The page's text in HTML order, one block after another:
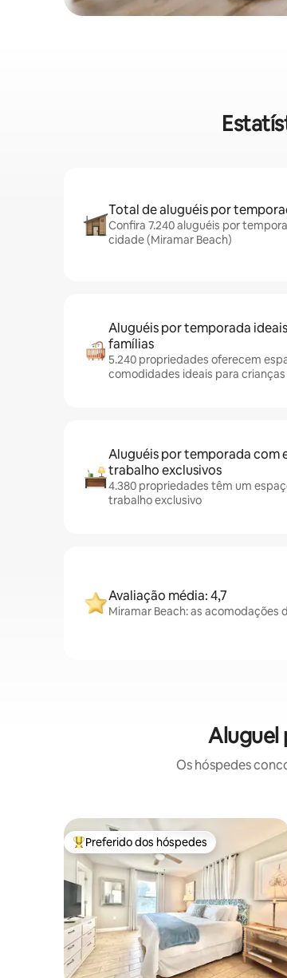
Total de aluguéis por
Confira 7.240 aluguéis por
cidade (Miramar Beach)
Aluguéis por temporada
famílias
5.240 propriedades oferecem
comodidades ideais para crianças
Aluguéis por temporada com
trabalho exclusivos
4.380 propriedades têm um
trabalho exclusivo
Avaliação média: 4,7
Miramar Beach: as acomodações
Aluguel
Os hóspedes
Entre os melhores preferidos dos
Preferido dos hóspedes